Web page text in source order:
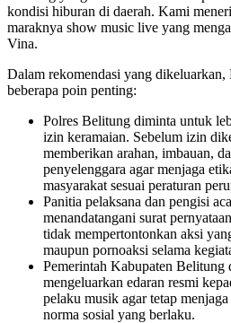
kondisi hiburan di daerah. Kami
maraknya show music live yang
Vina.
Dalam rekomendasi yang
beberapa poin penting:
Polres Belitung diminta untuk
izin keramaian. Sebelum izin
memberikan arahan, imbauan,
penyelenggara agar menjaga
masyarakat sesuai peraturan
Panitia pelaksana dan pengisi
menandatangani surat
tidak mempertontonkan aksi
maupun pornoaksi selama
Pemerintah Kabupaten Belitung
mengeluarkan edaran resmi
pelaku musik agar tetap
norma sosial yang berlaku.